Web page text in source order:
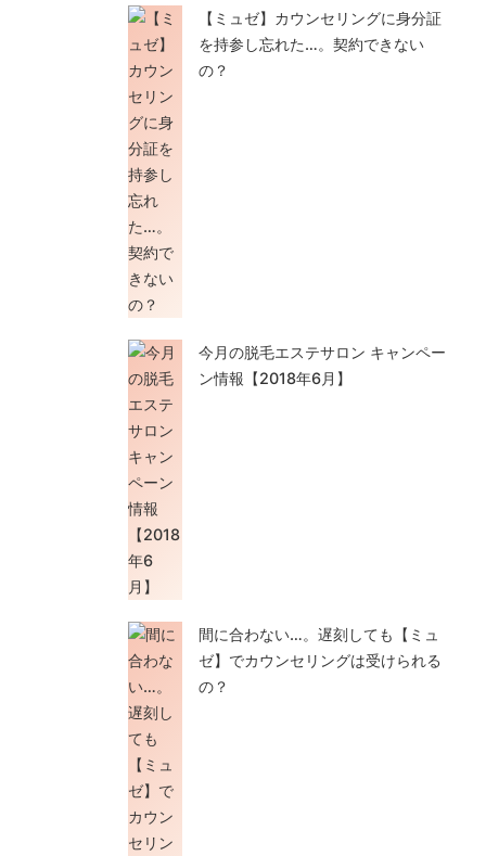
【ミュゼ】カウンセリングに身分証
を持参し忘れた…。契約できない
の？
今月の脱毛エステサロン キャンペー
ン情報【2018年6月】
間に合わない…。遅刻しても【ミュ
ゼ】でカウンセリングは受けられる
の？